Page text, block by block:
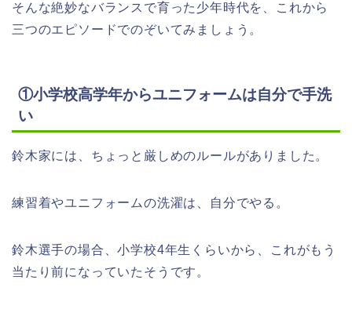
そんな絶妙なバランスで育った少年時代を、これから
三つのエピソードでのぞいてみましょう。
①小学校高学年からユニフォームは自分で手洗
い
鈴木家には、ちょっと厳しめのルールがありました。
練習着やユニフォームの洗濯は、自分でやる。
鈴木選手の場合、小学校4年生くらいから、これがもう
当たり前になっていたそうです。